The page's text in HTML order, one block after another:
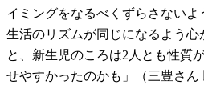
イミングをなるべくずらさないよ
生活のリズムが同じになるよう
と、新生児のころは2人とも性質
せやすかったのかも」（三豊さん